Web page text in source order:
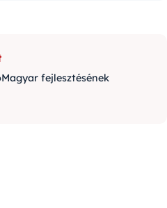
fejlesztésének